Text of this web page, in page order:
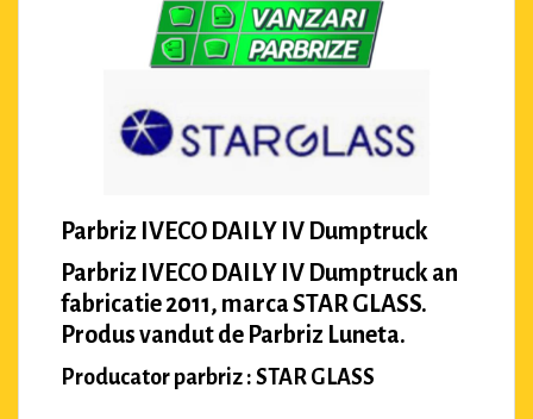
Parbriz IVECO DAILY IV Dumptruck
Parbriz IVECO DAILY IV Dumptruck an
fabricatie 2011, marca STAR GLASS.
Produs vandut de Parbriz Luneta.
Producator parbriz : STAR GLASS